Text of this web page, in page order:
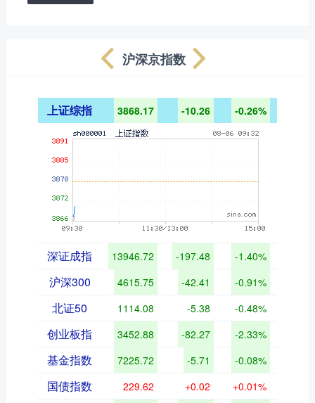
沪深京指数
上证综指 3868.17 -10.26 -0.26%
深证成指 13946.72 -197.48 -1.40%
沪深300 4615.75 -42.41 -0.91%
北证50 1114.08 -5.38 -0.48%
创业板指 3452.88 -82.27 -2.33%
基金指数 7225.72 -5.71 -0.08%
国债指数 229.62 +0.02 +0.01%